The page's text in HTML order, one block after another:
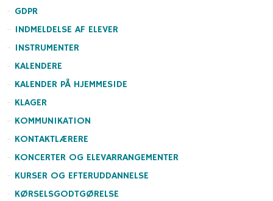
GDPR
INDMELDELSE AF ELEVER
INSTRUMENTER
KALENDERE
KALENDER PÅ HJEMMESIDE
KLAGER
KOMMUNIKATION
KONTAKTLÆRERE
KONCERTER OG ELEVARRANGEMENTER
KURSER OG EFTERUDDANNELSE
KØRSELSGODTGØRELSE